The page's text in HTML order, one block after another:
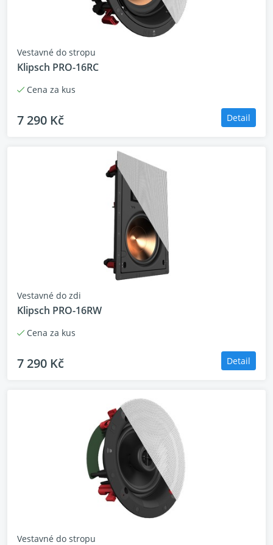
Vestavné do stropu
Klipsch PRO-16RC
Cena za kus
7 290 Kč Detail
Vestavné do zdi
Klipsch PRO-16RW
Cena za kus
7 290 Kč Detail
Vestavné do stropu